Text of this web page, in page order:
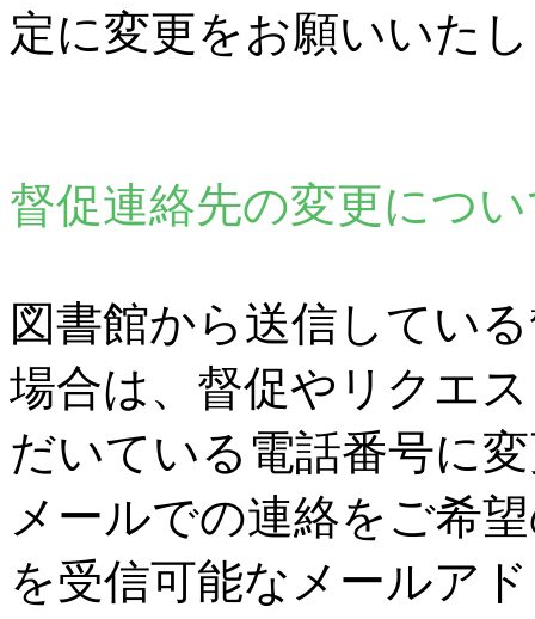
定に変更をお願いいた
督促連絡先の変更につ
図書館から送信してい
場合は、督促やリクエ
だいている電話番号に
メールでの連絡をご希
を受信可能なメールア